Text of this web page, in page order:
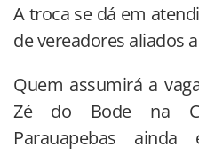
A troca se dá em
de vereadores aliados
Quem assumirá a
Zé do Bode na
Parauapebas